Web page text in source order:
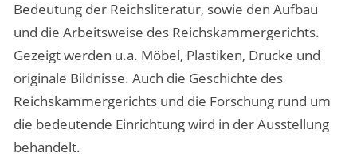
Bedeutung der Reichsliteratur, sowie den Aufbau
und die Arbeitsweise des Reichskammergerichts.
Gezeigt werden u.a. Möbel, Plastiken, Drucke und
originale Bildnisse. Auch die Geschichte des
Reichskammergerichts und die Forschung rund um
die bedeutende Einrichtung wird in der Ausstellung
behandelt.